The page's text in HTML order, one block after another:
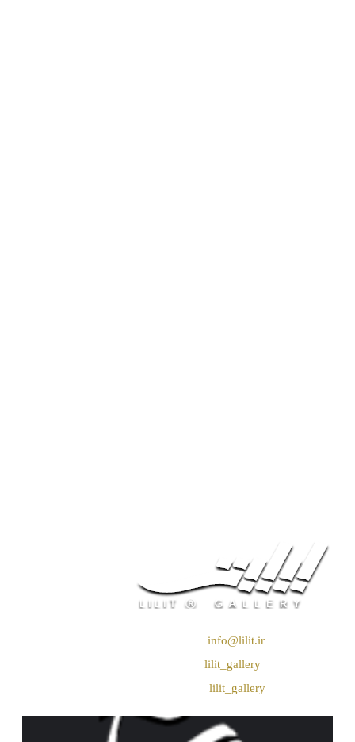
info@lilit.ir
lilit_gallery
lilit_gallery